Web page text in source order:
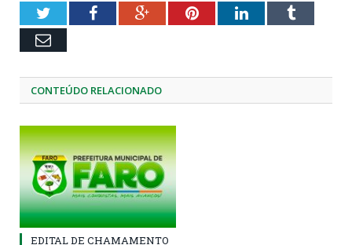
TwitterFacebookGoogle+PinterestLinkedInTumblr
Email
CONTEÚDO RELACIONADO
EDITAL DE CHAMAMENTO